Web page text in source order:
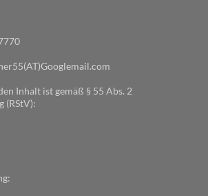
Inhalt ist gemäß § 55 Abs. 2
(RStV):